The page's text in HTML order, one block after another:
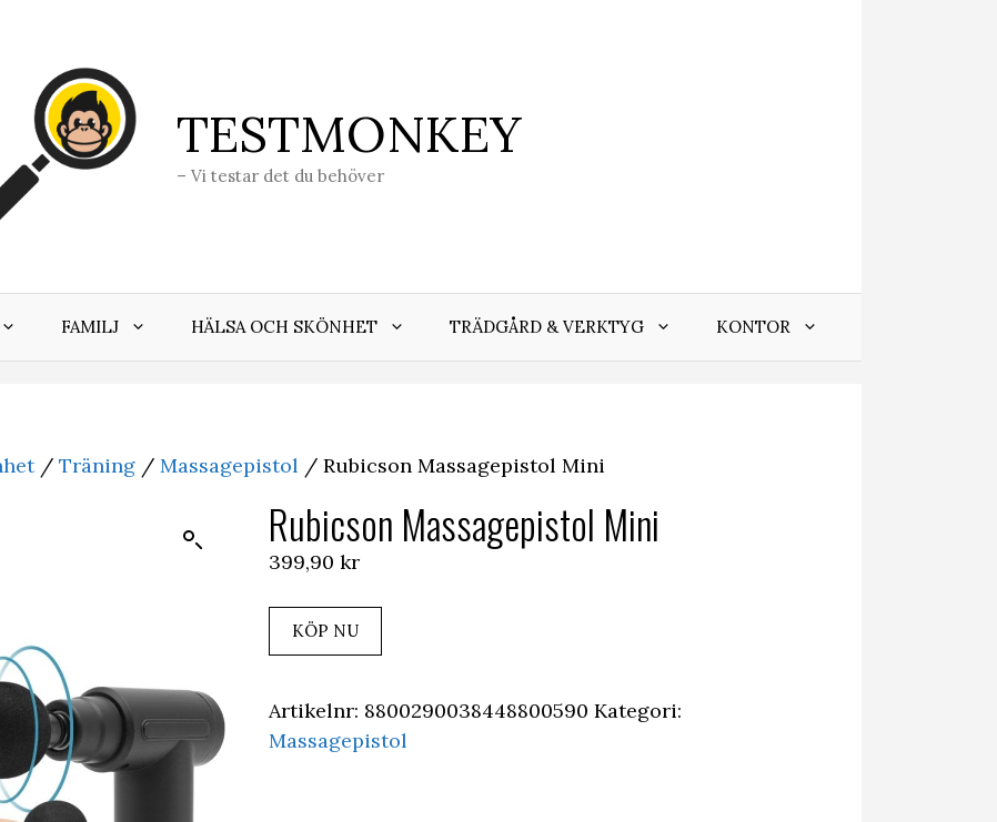
TESTMONKEY
– Vi testar det du behöver
FAMILJ HÄLSA OCH SKÖNHET TRÄDGÅRD & VERKTYG KONTOR
/ Träning / Massagepistol / Rubicson Massagepistol Mini
Rubicson Massagepistol Mini
399,90 kr
KÖP NU
Artikelnr: 8800290038448800590 Kategori:
Massagepistol